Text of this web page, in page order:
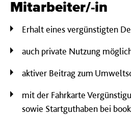
Mitarbeiter/-in
Erhalt eines vergünstigten
auch private Nutzung
aktiver Beitrag zum
mit der Fahrkarte
sowie Startguthaben bei